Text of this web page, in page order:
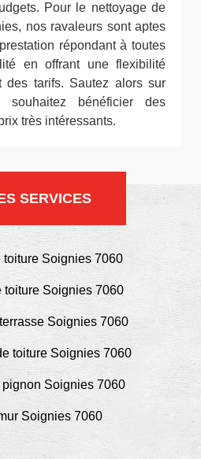
Pour le nettoyage de
nos ravaleurs sont aptes
répondant à toutes
en offrant une flexibilité
des tarifs. Sautez alors sur
souhaitez bénéficier des
très intéressants.
SERVICES
toiture Soignies 7060
toiture Soignies 7060
Soignies 7060
toiture Soignies 7060
pignon Soignies 7060
Soignies 7060